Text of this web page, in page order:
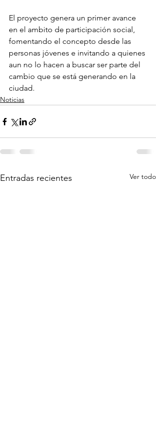
El proyecto genera un primer avance
en el ambito de participación social,
fomentando el concepto desde las
personas jóvenes e invitando a quienes
aun no lo hacen a buscar ser parte del
cambio que se está generando en la
ciudad.
Noticias
Entradas recientes Ver todo